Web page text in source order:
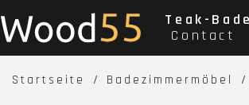
Teak-
Contact
Startseite Badezimmermöbel